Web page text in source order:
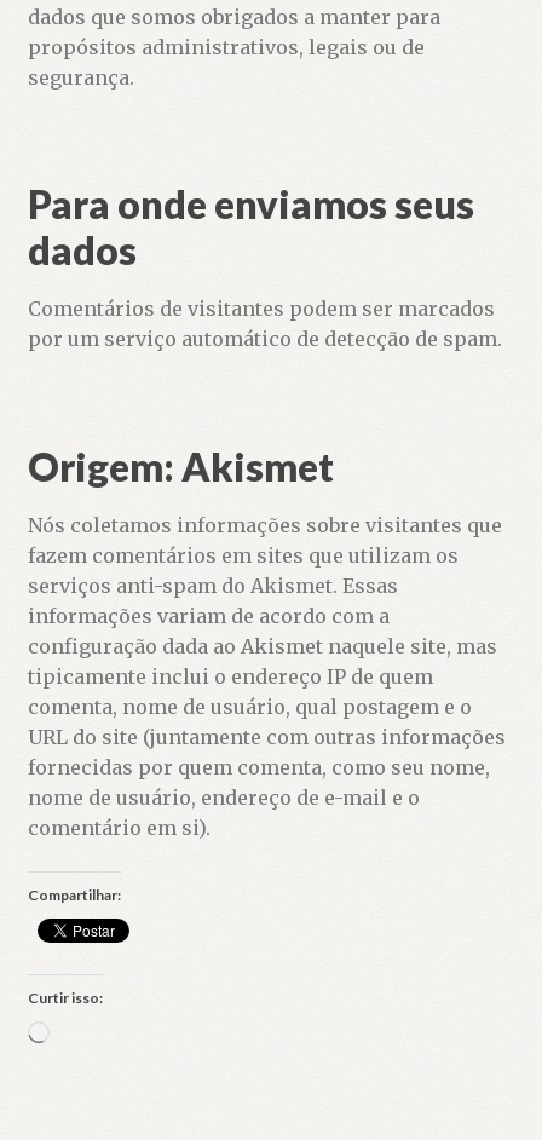
dados que somos obrigados a manter para
propósitos administrativos, legais ou de
segurança.
Para onde enviamos seus
dados
Comentários de visitantes podem ser marcados
por um serviço automático de detecção de spam.
Origem: Akismet
Nós coletamos informações sobre visitantes que
fazem comentários em sites que utilizam os
serviços anti-spam do Akismet. Essas
informações variam de acordo com a
configuração dada ao Akismet naquele site, mas
tipicamente inclui o endereço IP de quem
comenta, nome de usuário, qual postagem e o
URL do site (juntamente com outras informações
fornecidas por quem comenta, como seu nome,
nome de usuário, endereço de e-mail e o
comentário em si).
Compartilhar:
Curtir isso:
Carregando...